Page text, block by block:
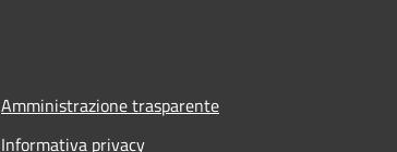
Amministrazione trasparente
Informativa privacy